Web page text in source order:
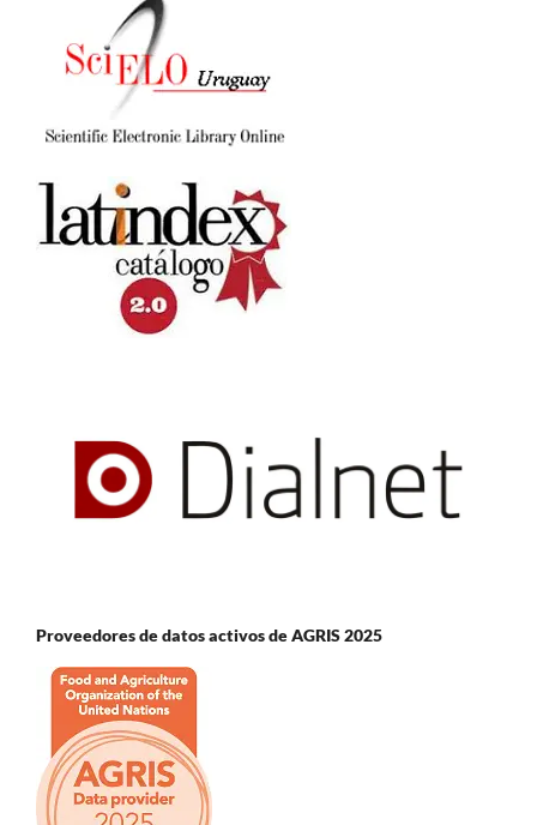
Proveedores de datos activos de AGRIS 2025